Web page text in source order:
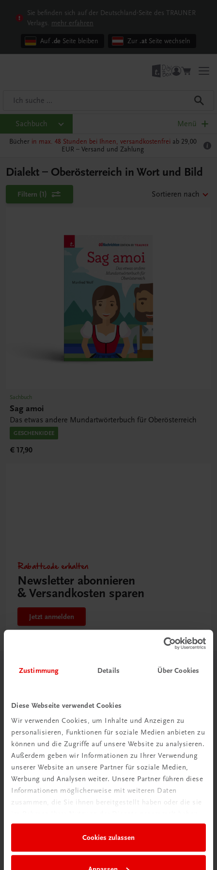
Zustimmung Details Über Cookies
Diese Webseite verwendet Cookies
Wir verwenden Cookies, um Inhalte und Anzeigen zu
personalisieren, Funktionen für soziale Medien anbieten zu
können und die Zugriffe auf unsere Website zu analysieren.
Außerdem geben wir Informationen zu Ihrer Verwendung
unserer Website an unsere Partner für soziale Medien,
Werbung und Analysen weiter. Unsere Partner führen diese
Informationen möglicherweise mit weiteren Daten
zusammen, die Sie ihnen bereitgestellt haben oder die sie
Cookies zulassen
Sie befinden sich auf der Deutschland-Seite des TRAUNER
Verlags. mehr erfahren
Auf .de Seite bleiben Zur .at Seite wechseln
Sachbuch Menü
Bücher in max. 48 Stunden bei Ihnen, versandkostenfrei ab 29,00
EUR – Versand und Zahlung
Dialekt – Oberösterreich in Wort und Bild
Filtern (1) Sortieren nach
Sachbuch
Sag amoi
Das etwas andere Mundartwörterbuch für Oberösterreich
GESCHENKIDEE
€ 17,90
Rabattcode erhalten
Newsletter abonnieren
& Versandkosten sparen
Jetzt anmelden
Herzlich willkommen bei TRAUNER!
Wir über uns
Familienunternehmen mit 80 Mitarbeiterinnen und
Mitarbeitern, die eines verbindet: Begeisterung für unsere
Produkte.
mehr erfahren